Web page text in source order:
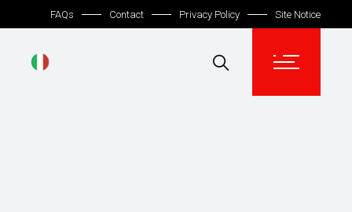
FAQs Contact Privacy Policy Site Notice